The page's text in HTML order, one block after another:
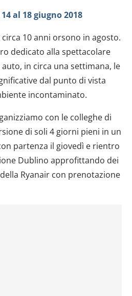
al 18 giugno 2018
10 anni orsono in agosto.
dedicato alla spettacolare
in circa una settimana, le
dal punto di vista
incontaminato.
con le colleghe di
di soli 4 giorni pieni in un
partenza il giovedì e rientro
Dublino approfittando dei
Ryanair con prenotazione